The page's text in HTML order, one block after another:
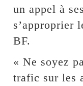
un appel à
s’approprier
BF.
« Ne soyez
trafic sur les